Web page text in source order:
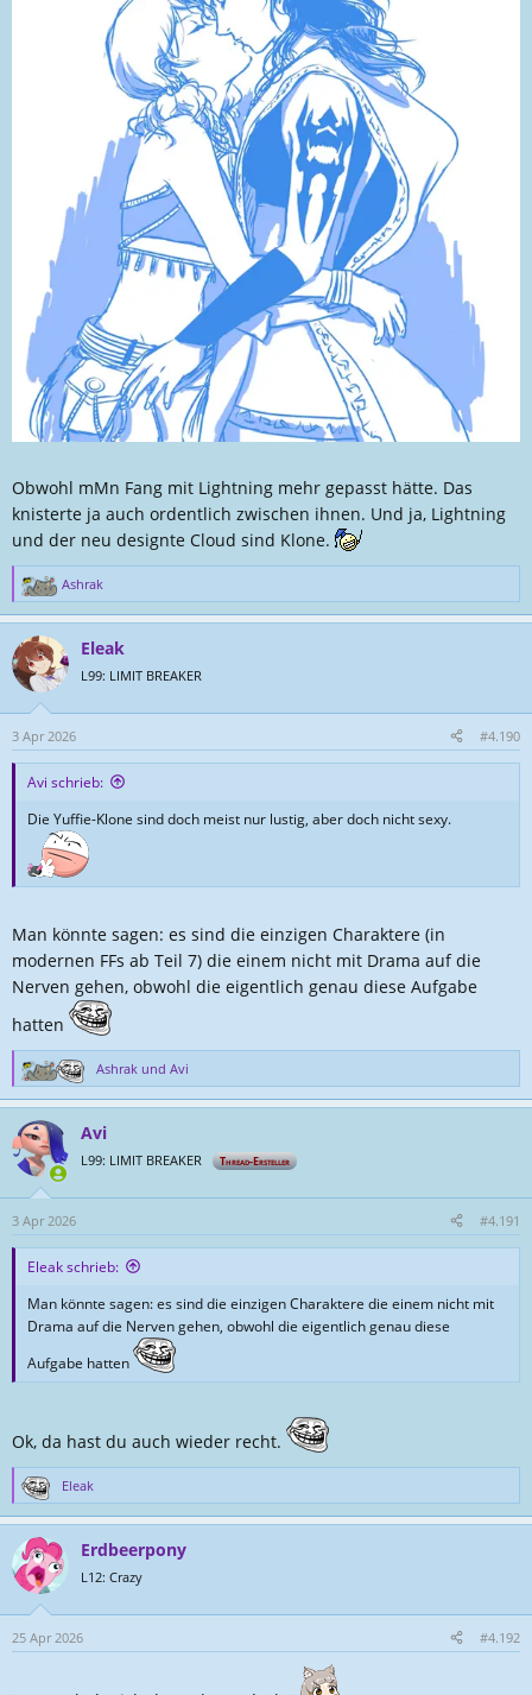
Obwohl mMn Fang mit Lightning mehr gepasst hätte. Das
knisterte ja auch ordentlich zwischen ihnen. Und ja, Lightning
und der neu designte Cloud sind Klone.
R
e
k
t
o
n
e
Ashrak
Eleak
L99: LIMIT BREAKER
3 Apr 2026 #4.190
Avi schrieb:
Die Yuffie-Klone sind doch meist nur lustig, aber doch nicht sexy.
Man könnte sagen: es sind die einzigen Charaktere (in
modernen FFs ab Teil 7) die einem nicht mit Drama auf die
Nerven gehen, obwohl die eigentlich genau diese Aufgabe
hatten
R
e
k
t
o
n
Ashrak und Avi
Avi
L99: LIMIT BREAKER Thread-Ersteller
3 Apr 2026 #4.191
Eleak schrieb:
Man könnte sagen: es sind die einzigen Charaktere die einem nicht mit
Drama auf die Nerven gehen, obwohl die eigentlich genau diese
Aufgabe hatten
Ok, da hast du auch wieder recht.
R
e
k
t
o
n
e
Eleak
Erdbeerpony
L12: Crazy
25 Apr 2026 #4.192